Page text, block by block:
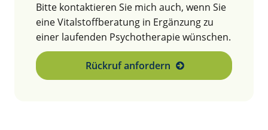
Bitte kontaktieren Sie mich auch, wenn Sie
eine Vitalstoffberatung in Ergänzung zu
einer laufenden Psychotherapie wünschen.
Rückruf anfordern